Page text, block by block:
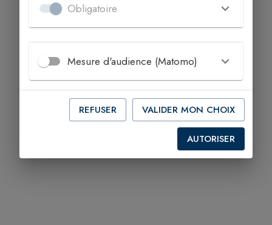
Obligatoire
Mesure d'audience (Matomo)
REFUSER VALIDER MON CHOIX
AUTORISER